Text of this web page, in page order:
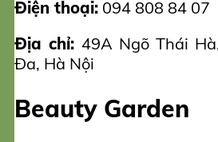
Điện thoại: 094 808 84 07
Địa chỉ: 49A Ngõ Thái
Đa, Hà Nội
Beauty Garden